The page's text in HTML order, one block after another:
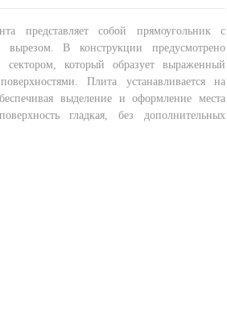
представляет собой прямоугольник с
В конструкции предусмотрено
который образует выраженный
Плита устанавливается на
выделение и оформление места
гладкая, без дополнительных